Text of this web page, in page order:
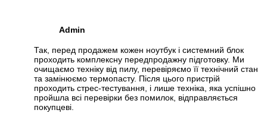
Admin
Так, перед продажем кожен ноутбук і системний блок
проходить комплексну передпродажну підготовку. Ми
очищаємо техніку від пилу, перевіряємо її технічний стан
та замінюємо термопасту. Після цього пристрій
проходить стрес-тестування, і лише техніка, яка успішно
пройшла всі перевірки без помилок, відправляється
покупцеві.